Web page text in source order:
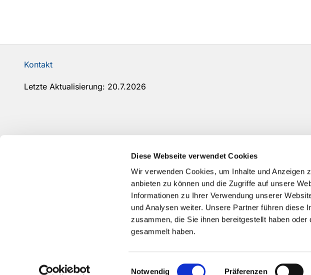
Diese Webseite verwendet Cookies
Wir verwenden Cookies, um Inhalte und Anzeigen
anbieten zu können und die Zugriffe auf unsere
Informationen zu Ihrer Verwendung unserer
und Analysen weiter. Unsere Partner führen diese
zusammen, die Sie ihnen bereitgestellt haben
gesammelt haben.
Einwilligungsauswahl
Notwendig Präferenzen
Kontakt
Letzte Aktualisierung: 20.7.2026
Impressum